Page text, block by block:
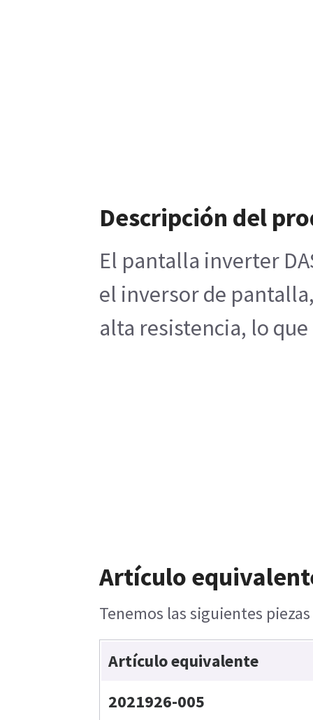
Descripción del
El pantalla inverter
el inversor de
alta resistencia, lo
Artículo
Tenemos las siguientes
Artículo equivalente
2021926-005